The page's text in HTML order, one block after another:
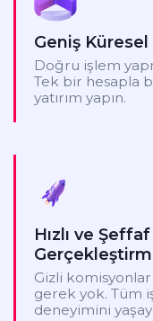
Geniş
Doğru işlem
Tek bir hesapla
yatırım yapın.
Hızlı ve
Gizli
gerek yok. Tüm
deneyimini